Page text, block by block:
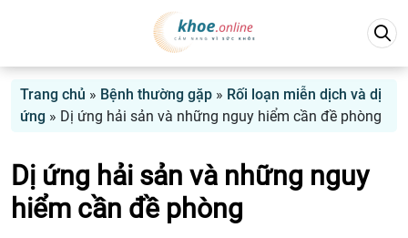
Trang chủ » Bệnh thường gặp » Rối loạn miễn dịch và dị
ứng » Dị ứng hải sản và những nguy hiểm cần đề phòng
Dị ứng hải sản và những nguy
hiểm cần đề phòng